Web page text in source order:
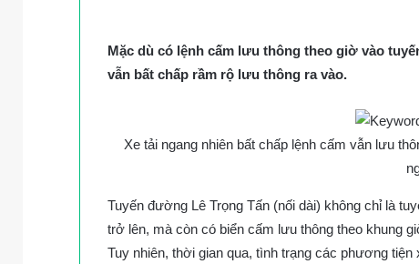
Mặc dù có lệnh cấm lưu thông theo giờ vào
vẫn bất chấp rầm rộ lưu thông ra vào.
Xe tải ngang nhiên bất chấp lệnh cấm vẫn lưu
Tuyến đường Lê Trọng Tấn (nối dài) không chỉ là
trở lên, mà còn có biển cấm lưu thông theo khung
Tuy nhiên, thời gian qua, tình trạng các phương